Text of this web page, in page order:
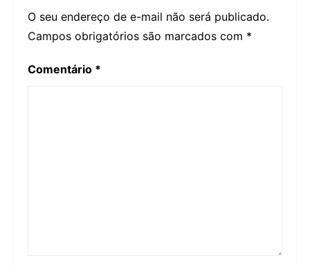
O seu endereço de e-mail não será publicado.
Campos obrigatórios são marcados com *
Comentário *